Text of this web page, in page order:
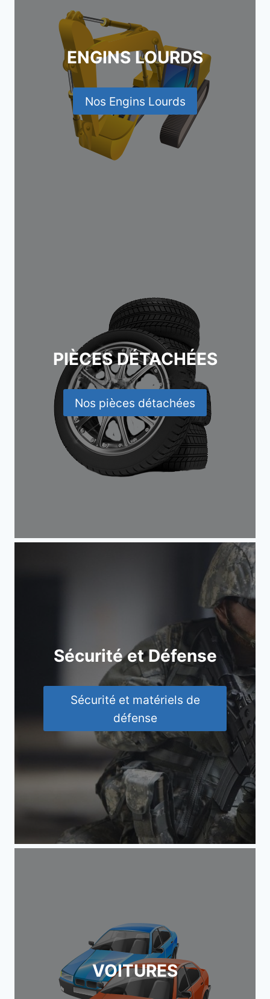
ENGINS LOURDS
Nos Engins Lourds
PIÈCES DÉTACHÉES
Nos pièces détachées
Sécurité et Défense
Sécurité et matériels de
défense
VOITURES